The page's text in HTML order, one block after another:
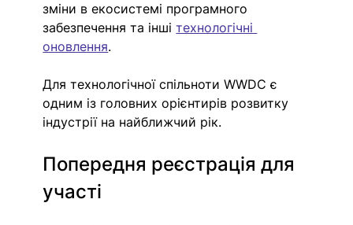
зміни в екосистемі програмного
забезпечення та інші технологічні
оновлення.
Для технологічної спільноти WWDC є
одним із головних орієнтирів розвитку
індустрії на найближчий рік.
Попередня реєстрація для
участі